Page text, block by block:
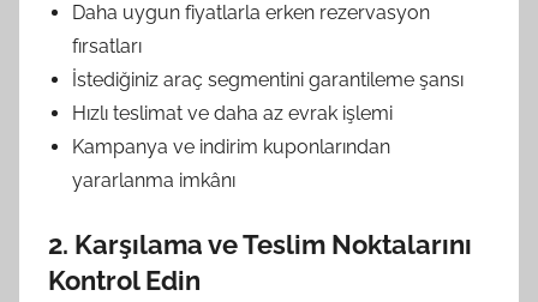
Daha uygun fiyatlarla erken rezervasyon
fırsatları
İstediğiniz araç segmentini garantileme şansı
Hızlı teslimat ve daha az evrak işlemi
Kampanya ve indirim kuponlarından
yararlanma imkânı
2. Karşılama ve Teslim Noktalarını
Kontrol Edin